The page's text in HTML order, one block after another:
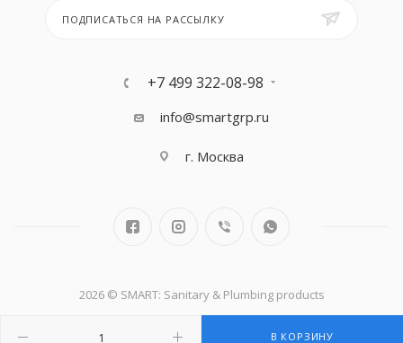
В КОРЗИНУ
ПОДПИСАТЬСЯ НА РАССЫЛКУ
+7 499 322-08-98
info@smartgrp.ru
г. Москва
2026 © SMART: Sanitary & Plumbing products